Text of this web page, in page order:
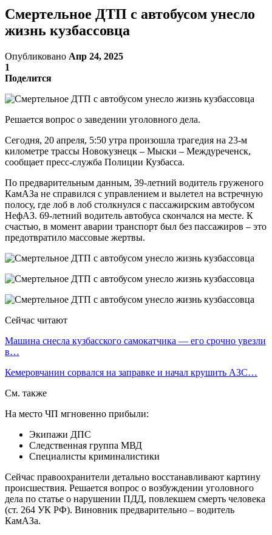
Смертельное ДТП с автобусом унесло
жизнь кузбассовца
Опубликовано Апр 24, 2025
1
Поделится
Решается вопрос о заведении уголовного дела.
Сегодня, 20 апреля, 5:50 утра произошла трагедия на 23-м
километре трассы Новокузнецк – Мыски – Междуреченск,
сообщает пресс-служба Полиции Кузбасса.
По предварительным данным, 39-летний водитель груженого
КамАЗа не справился с управлением и вылетел на встречную
полосу, где лоб в лоб столкнулся с пассажирским автобусом
НефАЗ. 69-летний водитель автобуса скончался на месте. К
счастью, в момент аварии транспорт был без пассажиров – это
предотвратило массовые жертвы.
Сейчас читают
Машина снесла кузбасского самокатчика — его срочно увезли
в…
Кемеровчанин сорвался на заправке и начал крушить АЗС…
См. также
На место ЧП мгновенно прибыли:
Экипажи ДПС
Следственная группа МВД
Специалисты криминалистики
Сейчас правоохранители детально восстанавливают картину
происшествия. Решается вопрос о возбуждении уголовного
дела по статье о нарушении ПДД, повлекшем смерть человека
(ст. 264 УК РФ). Виновник предварительно – водитель
КамАЗа.